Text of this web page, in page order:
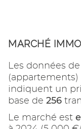
MARCHÉ
Les données
(appartements)
indiquent un
base de 256
Le marché est